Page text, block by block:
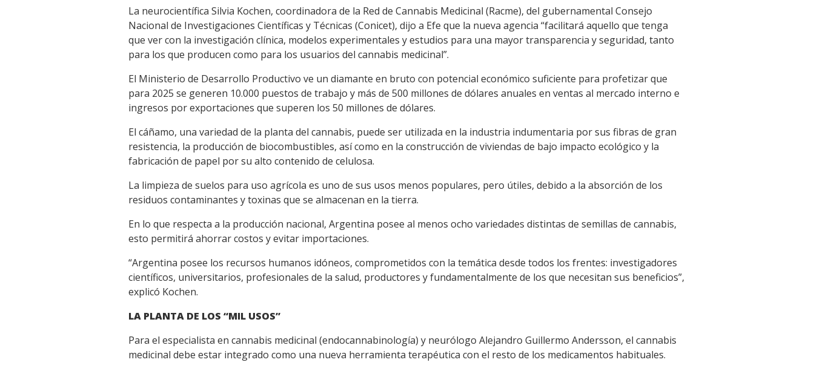
LinkLa neurocientífica Silvia Kochen, coordinadora de la Red de Cannabis Medicinal (Racme), del gubernamental Consejo
Nacional de Investigaciones Científicas y Técnicas (Conicet), dijo a Efe que la nueva agencia “facilitará aquello que tenga
que ver con la investigación clínica, modelos experimentales y estudios para una mayor transparencia y seguridad, tanto
para los que producen como para los usuarios del cannabis medicinal”.
El Ministerio de Desarrollo Productivo ve un diamante en bruto con potencial económico suficiente para profetizar que
para 2025 se generen 10.000 puestos de trabajo y más de 500 millones de dólares anuales en ventas al mercado interno e
ingresos por exportaciones que superen los 50 millones de dólares.
El cáñamo, una variedad de la planta del cannabis, puede ser utilizada en la industria indumentaria por sus fibras de gran
resistencia, la producción de biocombustibles, así como en la construcción de viviendas de bajo impacto ecológico y la
fabricación de papel por su alto contenido de celulosa.
La limpieza de suelos para uso agrícola es uno de sus usos menos populares, pero útiles, debido a la absorción de los
residuos contaminantes y toxinas que se almacenan en la tierra.
En lo que respecta a la producción nacional, Argentina posee al menos ocho variedades distintas de semillas de cannabis,
esto permitirá ahorrar costos y evitar importaciones.
“Argentina posee los recursos humanos idóneos, comprometidos con la temática desde todos los frentes: investigadores
científicos, universitarios, profesionales de la salud, productores y fundamentalmente de los que necesitan sus beneficios”,
explicó Kochen.
LA PLANTA DE LOS “MIL USOS”
Para el especialista en cannabis medicinal (endocannabinología) y neurólogo Alejandro Guillermo Andersson, el cannabis
medicinal debe estar integrado como una nueva herramienta terapéutica con el resto de los medicamentos habituales.